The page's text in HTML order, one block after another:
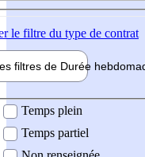
le filtre du type de contrat
filtres de Durée hebdo
Temps plein
Temps partiel